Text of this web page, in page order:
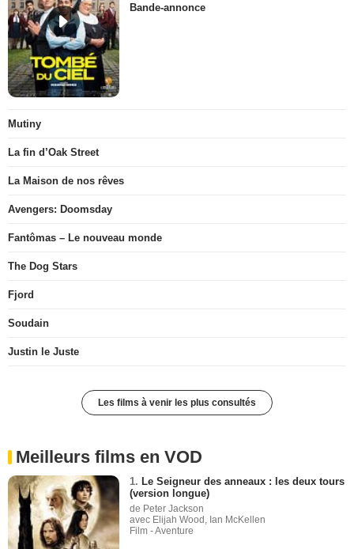
Bande-annonce
Mutiny
La fin d’Oak Street
La Maison de nos rêves
Avengers: Doomsday
Fantômas – Le nouveau monde
The Dog Stars
Fjord
Soudain
Justin le Juste
Les films à venir les plus consultés
Meilleurs films en VOD
1. Le Seigneur des anneaux : les deux tours
(version longue)
de Peter Jackson
avec Elijah Wood, Ian McKellen
Film - Aventure